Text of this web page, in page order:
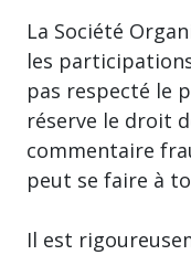
La Société
les
pas respecté le
réserve le droit
commentaire
peut se faire à
Il est